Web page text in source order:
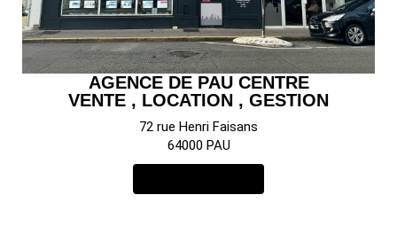
AGENCE DE PAU CENTRE
VENTE , LOCATION , GESTION
72 rue Henri Faisans
64000 PAU